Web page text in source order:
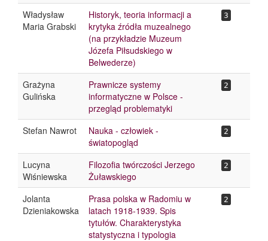
Władysław
Maria Grabski
Historyk, teoria informacji a
krytyka źródła muzealnego
(na przykładzie Muzeum
Józefa Piłsudskiego w
Belwederze)
3
Grażyna
Gulińska
Prawnicze systemy
informatyczne w Polsce -
przegląd problematyki
2
Stefan Nawrot
Nauka - człowiek -
światopogląd
2
Lucyna
Wiśniewska
Filozofia twórczości Jerzego
Żuławskiego
2
Jolanta
Dzieniakowska
Prasa polska w Radomiu w
latach 1918-1939. Spis
tytułów. Charakterystyka
statystyczna i typologia
2